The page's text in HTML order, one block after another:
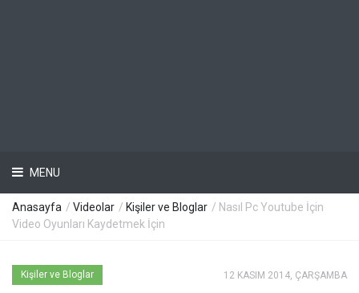
MENU
Anasayfa / Videolar / Kişiler ve Bloglar / Nasıl Pc Youtube İçin
Video Oyunları Kaydetmek İçin
Kişiler ve Bloglar 12 KASIM 2014, ÇARŞAMBA